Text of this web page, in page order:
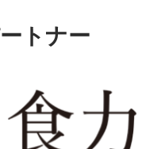
トナー